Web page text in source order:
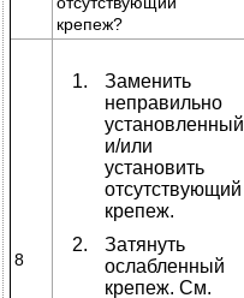
крепеж?
8
Заменить
неправильно
установленный
и/или
установить
отсутствующий
крепеж.
Затянуть
ослабленный
крепеж. См.